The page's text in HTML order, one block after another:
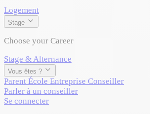
Logement
Stage
Choose your Career
Stage & Alternance
Vous êtes ?
Parent École Entreprise Conseiller
Parler à un conseiller
Se connecter